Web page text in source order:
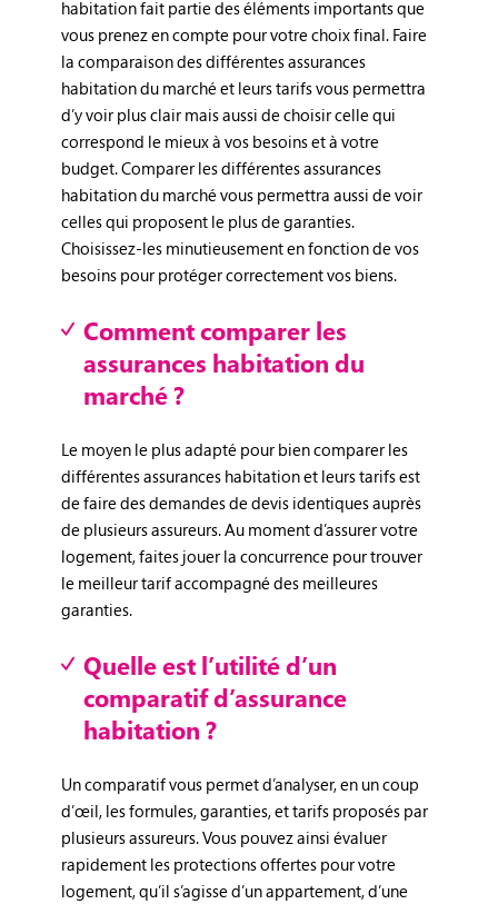
habitation fait partie des éléments importants que
vous prenez en compte pour votre choix final. Faire
la comparaison des différentes assurances
habitation du marché et leurs tarifs vous permettra
d’y voir plus clair mais aussi de choisir celle qui
correspond le mieux à vos besoins et à votre
budget. Comparer les différentes assurances
habitation du marché vous permettra aussi de voir
celles qui proposent le plus de garanties.
Choisissez-les minutieusement en fonction de vos
besoins pour protéger correctement vos biens.
Comment comparer les
assurances habitation du
marché ?
Le moyen le plus adapté pour bien comparer les
différentes assurances habitation et leurs tarifs est
de faire des demandes de devis identiques auprès
de plusieurs assureurs. Au moment d’assurer votre
logement, faites jouer la concurrence pour trouver
le meilleur tarif accompagné des meilleures
garanties.
Quelle est l’utilité d’un
comparatif d’assurance
habitation ?
Un comparatif vous permet d’analyser, en un coup
d’œil, les formules, garanties, et tarifs proposés par
plusieurs assureurs. Vous pouvez ainsi évaluer
rapidement les protections offertes pour votre
logement, qu’il s’agisse d’un appartement, d’une